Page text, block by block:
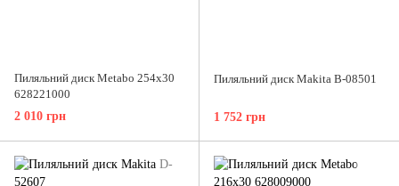
Пиляльний диск Metabo 254x30
628221000
2 010 грн
Пиляльний диск Makita B-08501
1 752 грн